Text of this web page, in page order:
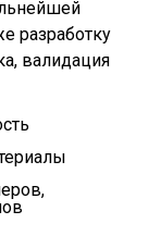
разработку
валидация